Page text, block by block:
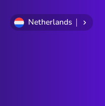
Netherlands